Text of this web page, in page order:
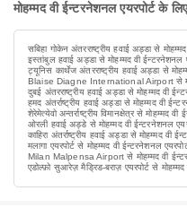
मोहम्मद वी ईन्टरनेशनल एयरपोर्ट के
सबिहा गोकेन अंतरराष्ट्रीय हवाई अड्डा से
इस्तांबुल हवाई अड्डा से मोहम्मद वी ईन्टरनेशनल
ट्यूनिस कार्थेज अंतरराष्ट्रीय हवाई अड्डा से
Blaise Diagne International Airport से
दुबई अंतरराष्ट्रीय हवाई अड्डा से मोहम्मद वी
हमद अंतर्राष्ट्रीय हवाई अड्डा से मोहम्मद वी
शेरेमेत्येवो अन्तर्राष्ट्रीय विमानक्षेत्र से मोहम्मद
ओरली हवाई अड्डे से मोहम्मद वी ईन्टरनेशनल
काहिरा अंतर्राष्ट्रीय हवाई अड्डा से मोहम्मद वी
मलागा एयरपोर्ट से मोहम्मद वी ईन्टरनेशनल
Milan Malpensa Airport से मोहम्मद वी
एडोल्फ़ो सुआरेज़ मैड्रिड-बराज़ एयरपोर्ट से